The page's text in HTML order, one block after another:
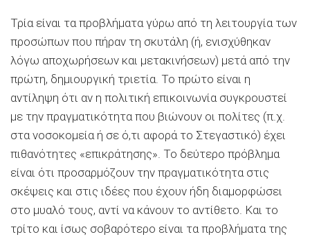
Τρία είναι τα προβλήματα γύρω από τη λειτουργία των
προσώπων που πήραν τη σκυτάλη (ή, ενισχύθηκαν
λόγω αποχωρήσεων και μετακινήσεων) μετά από την
πρώτη, δημιουργική τριετία. Το πρώτο είναι η
αντίληψη ότι αν η πολιτική επικοινωνία συγκρουστεί
με την πραγματικότητα που βιώνουν οι πολίτες (π.χ.
στα νοσοκομεία ή σε ό,τι αφορά το Στεγαστικό) έχει
πιθανότητες «επικράτησης». Το δεύτερο πρόβλημα
είναι ότι προσαρμόζουν την πραγματικότητα στις
σκέψεις και στις ιδέες που έχουν ήδη διαμορφώσει
στο μυαλό τους, αντί να κάνουν το αντίθετο. Και το
τρίτο και ίσως σοβαρότερο είναι τα προβλήματα της